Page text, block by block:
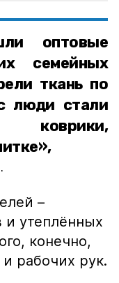
оптовые
семейных
ткань по
люди стали
коврики,
–
и утеплённых
конечно,
рабочих рук.